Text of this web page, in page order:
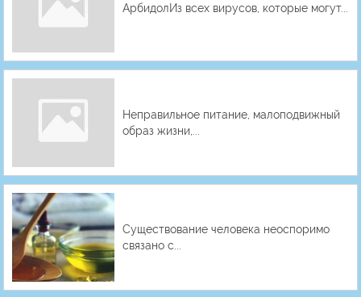
АрбидолИз всех вирусов, которые могут...
Неправильное питание, малоподвижный
образ жизни,...
Существование человека неоспоримо
связано с...